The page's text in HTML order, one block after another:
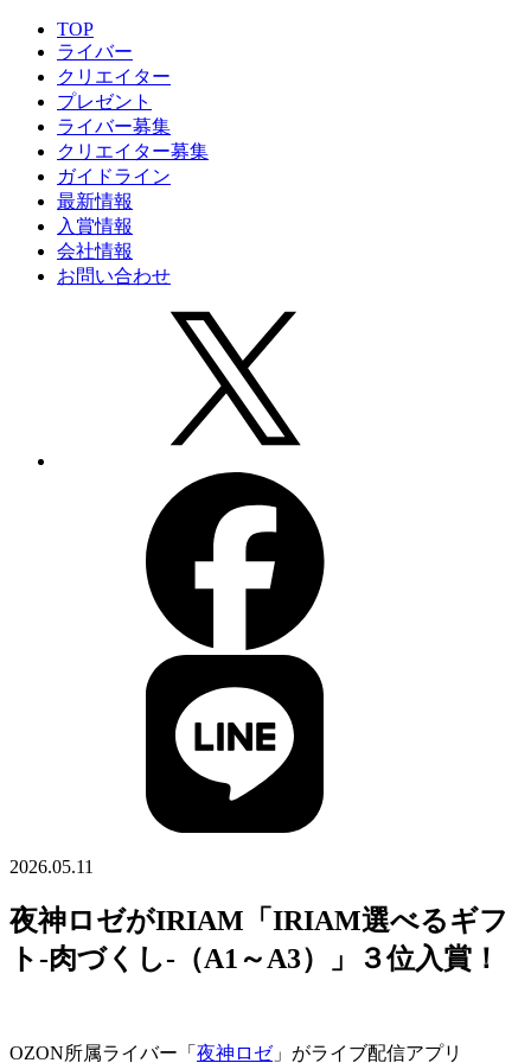
TOP
ライバー
クリエイター
プレゼント
ライバー募集
クリエイター募集
ガイドライン
最新情報
入賞情報
会社情報
お問い合わせ
2026.05.11
夜神ロゼがIRIAM「IRIAM選べるギフ
ト-肉づくし-（A1～A3）」３位入賞！
OZON所属ライバー「 夜神ロゼ」がライブ配信アプリ